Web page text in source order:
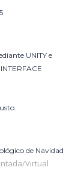
UNITY e
de Navidad
Virtual